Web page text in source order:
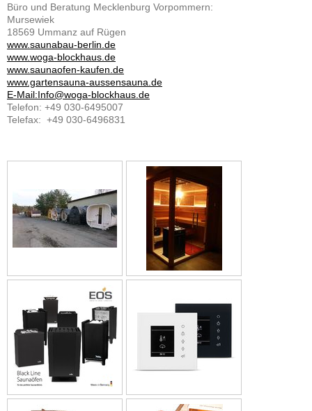
Büro und Beratung Mecklenburg Vorpommern:
Mursewiek
18569 Ummanz auf Rügen
www.saunabau-berlin.de
www.woga-blockhaus.de
www.saunaofen-kaufen.de
www.gartensauna-aussensauna.de
E-Mail:Info@woga-blockhaus.de
Telefon: +49 030-6495007
Telefax: +49 030-6496831